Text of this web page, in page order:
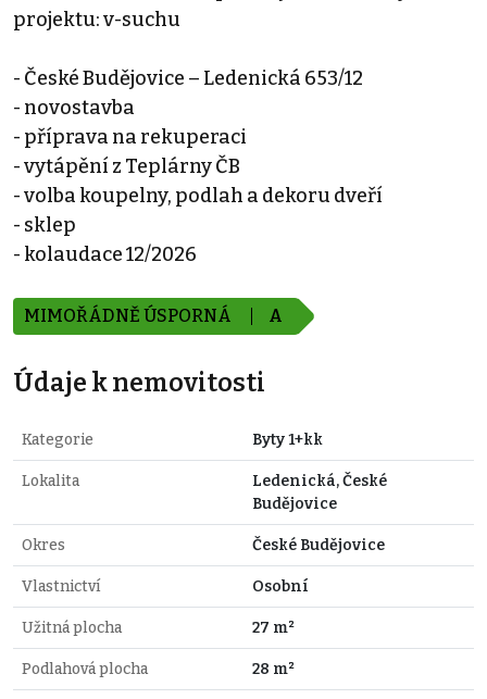
projektu: v-suchu
- České Budějovice – Ledenická 653/12
- novostavba
- příprava na rekuperaci
- vytápění z Teplárny ČB
- volba koupelny, podlah a dekoru dveří
- sklep
- kolaudace 12/2026
MIMOŘÁDNĚ ÚSPORNÁ A
Údaje k nemovitosti
Kategorie Byty 1+kk
Lokalita
Ledenická, České
Budějovice
Okres České Budějovice
Vlastnictví Osobní
Užitná plocha 27 m²
Podlahová plocha 28 m²